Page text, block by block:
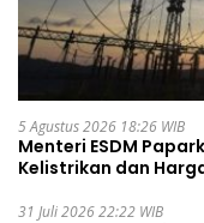
5 Agustus 2026 18:26 WIB
Menteri ESDM
Kelistrikan dan
31 Juli 2026 22:22 WIB